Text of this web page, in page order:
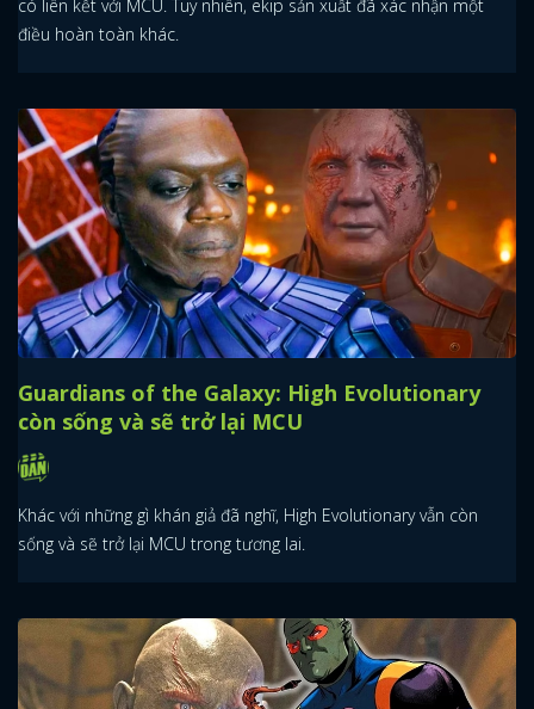
có liên kết với MCU. Tuy nhiên, ekip sản xuất đã xác nhận một
điều hoàn toàn khác.
Guardians of the Galaxy: High Evolutionary
còn sống và sẽ trở lại MCU
Khác với những gì khán giả đã nghĩ, High Evolutionary vẫn còn
sống và sẽ trở lại MCU trong tương lai.